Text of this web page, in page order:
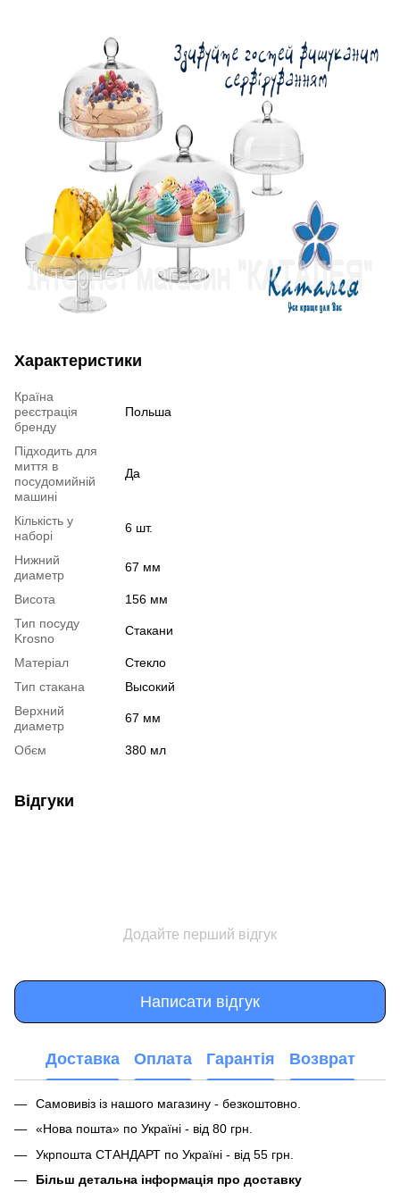
Характеристики
Країна
реєстрація
бренду
Польша
Підходить для
миття в
посудомийній
машині
Да
Кількість у
наборі
6 шт.
Нижний
диаметр
67 мм
Висота
156 мм
Тип посуду
Krosno
Стакани
Матеріал
Стекло
Тип стакана
Высокий
Верхний
диаметр
67 мм
Обєм 380 мл
Відгуки
Додайте перший відгук
Написати відгук
Доставка Оплата Гарантія Возврат
Самовивіз із нашого магазину - безкоштовно.
«Нова пошта» по Україні - від 80 грн.
Укрпошта СТАНДАРТ по Україні - від 55 грн.
Більш детальна інформація про доставку